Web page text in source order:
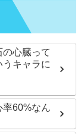
の心臓って
キャラに
率60%なん